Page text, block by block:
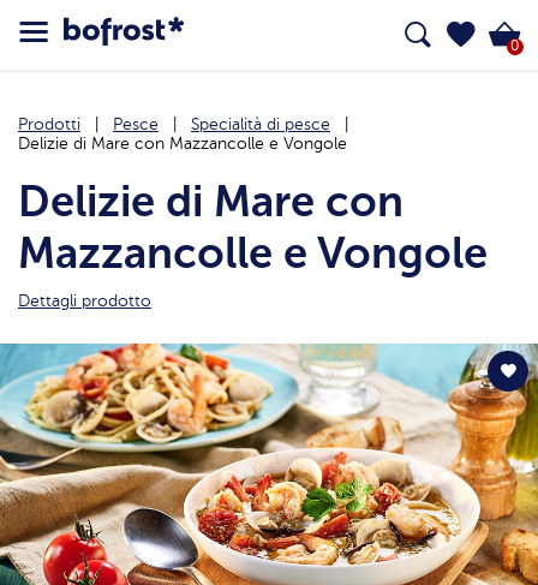
0
Prodotti Pesce
Specialità di pesce
Delizie di Mare con Mazzancolle e Vongole
Delizie di Mare con
Mazzancolle e Vongole
Dettagli prodotto